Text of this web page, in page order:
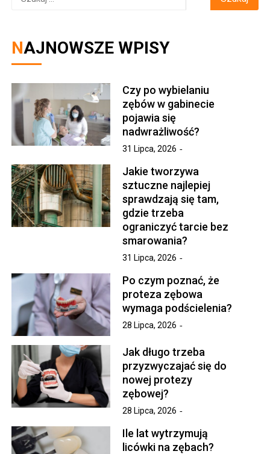
NAJNOWSZE WPISY
Czy po wybielaniu
zębów w gabinecie
pojawia się
nadwrażliwość?
31 Lipca, 2026
Jakie tworzywa
sztuczne najlepiej
sprawdzają się tam,
gdzie trzeba
ograniczyć tarcie bez
smarowania?
31 Lipca, 2026
Po czym poznać, że
proteza zębowa
wymaga podścielenia?
28 Lipca, 2026
Jak długo trzeba
przyzwyczajać się do
nowej protezy
zębowej?
28 Lipca, 2026
Ile lat wytrzymują
licówki na zębach?